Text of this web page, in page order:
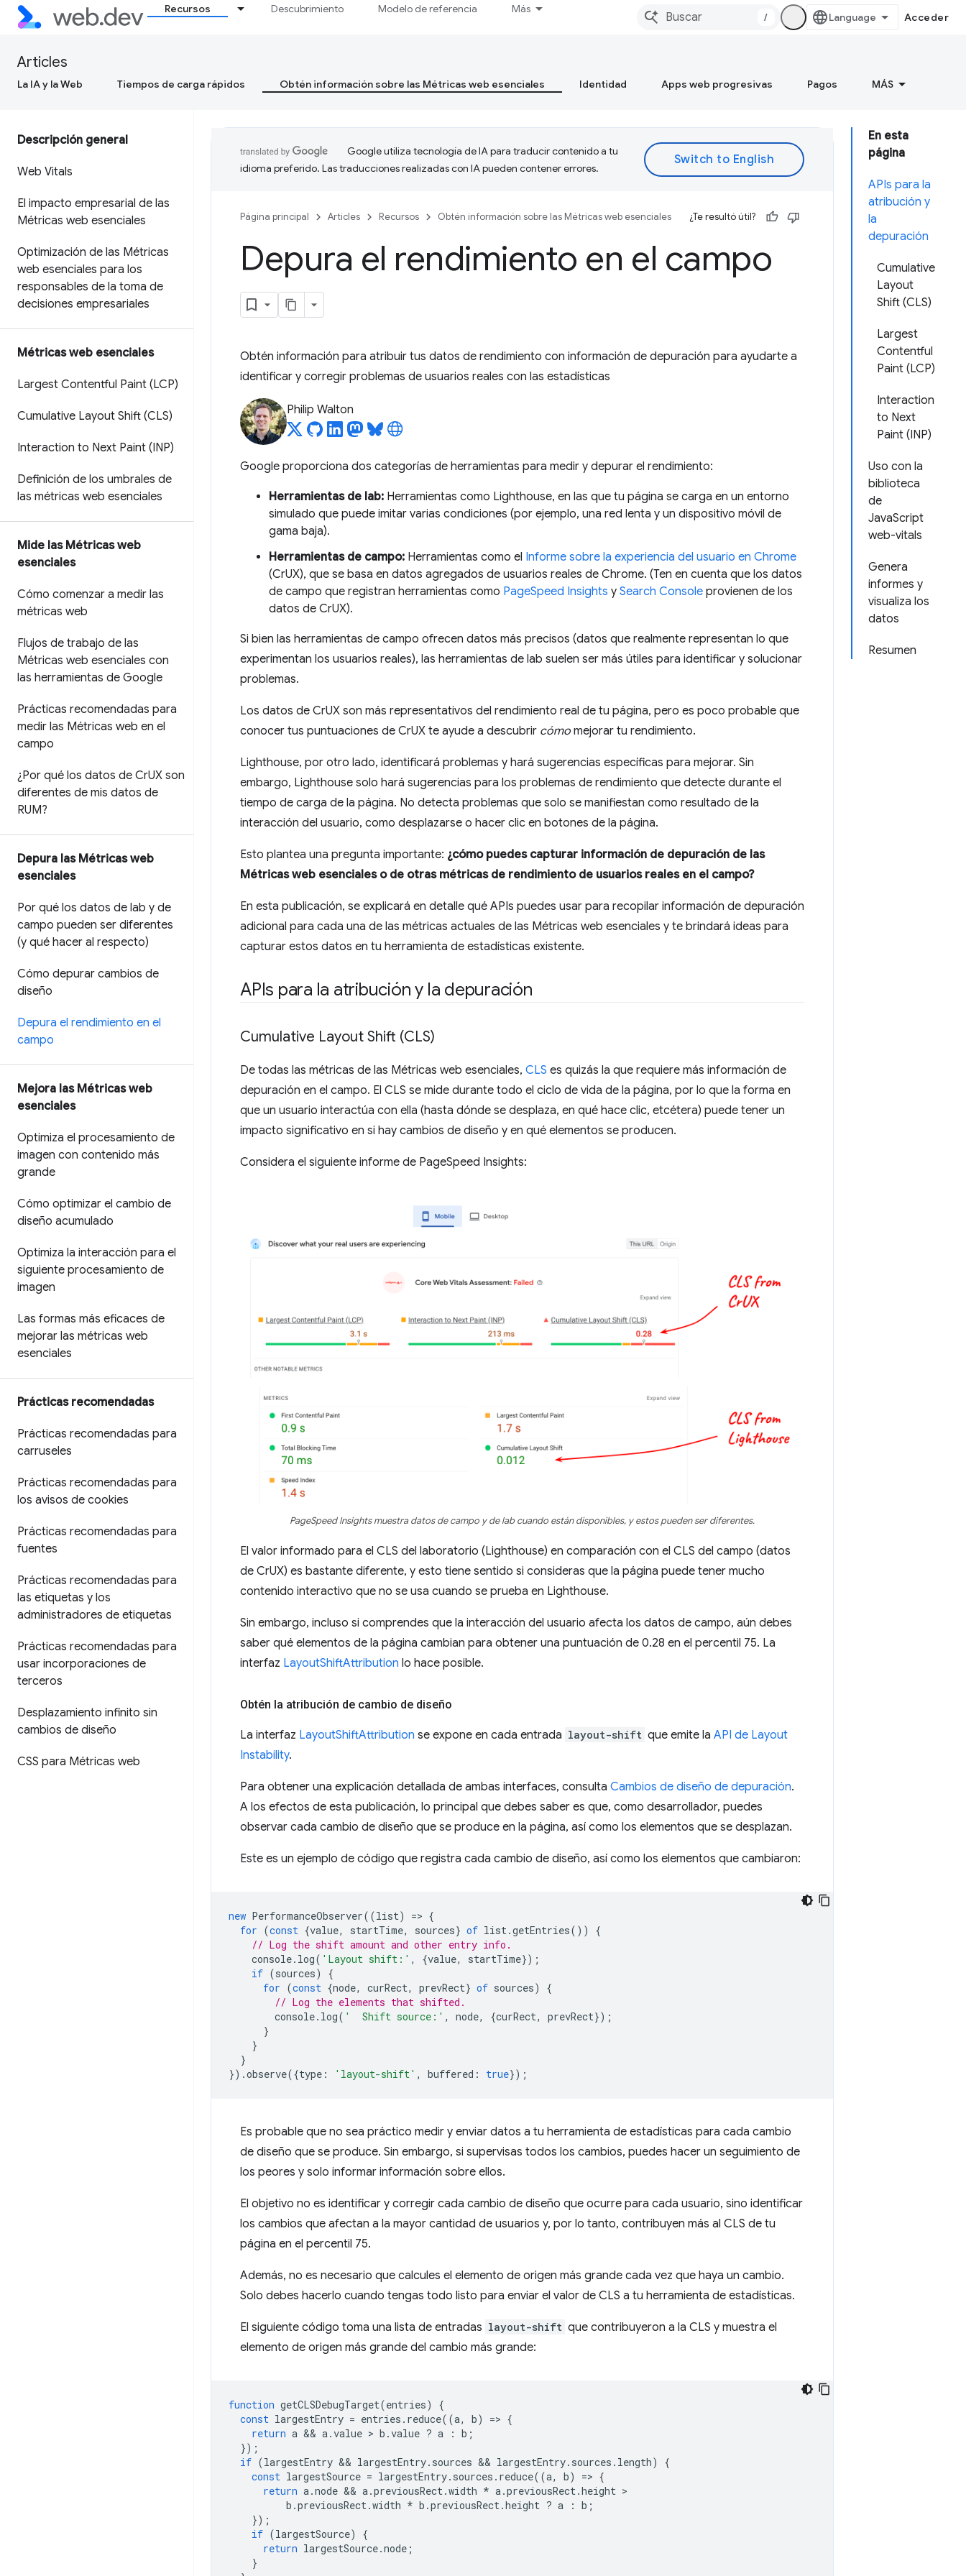
Recursos Descubrimiento Modelo de referencia Más
/ Acceder
Articles
La IA y la Web Tiempos de carga rápidos Obtén información sobre las Métricas web esenciales Identidad Apps web progresivas Pagos MÁS
Descripción general
Web Vitals
El impacto empresarial de las
Métricas web esenciales
Optimización de las Métricas
web esenciales para los
responsables de la toma de
decisiones empresariales
Métricas web esenciales
Largest Contentful Paint (LCP)
Cumulative Layout Shift (CLS)
Interaction to Next Paint (INP)
Definición de los umbrales de
las métricas web esenciales
Mide las Métricas web
esenciales
Cómo comenzar a medir las
métricas web
Flujos de trabajo de las
Métricas web esenciales con
las herramientas de Google
Prácticas recomendadas para
medir las Métricas web en el
campo
¿Por qué los datos de CrUX son
diferentes de mis datos de
RUM?
Depura las Métricas web
esenciales
Por qué los datos de lab y de
campo pueden ser diferentes
(y qué hacer al respecto)
Cómo depurar cambios de
diseño
Depura el rendimiento en el
campo
Mejora las Métricas web
esenciales
Optimiza el procesamiento de
imagen con contenido más
grande
Cómo optimizar el cambio de
diseño acumulado
Optimiza la interacción para el
siguiente procesamiento de
imagen
Las formas más eficaces de
mejorar las métricas web
esenciales
Prácticas recomendadas
Prácticas recomendadas para
carruseles
Prácticas recomendadas para
los avisos de cookies
Prácticas recomendadas para
fuentes
Prácticas recomendadas para
las etiquetas y los
administradores de etiquetas
Prácticas recomendadas para
usar incorporaciones de
terceros
Desplazamiento infinito sin
cambios de diseño
CSS para Métricas web
En esta
página
APIs para la
atribución y
la
depuración
Cumulative
Layout
Shift (CLS)
Largest
Contentful
Paint (LCP)
Interaction
to Next
Paint (INP)
Uso con la
biblioteca
de
JavaScript
web-vitals
Genera
informes y
visualiza los
datos
Resumen
Google utiliza tecnología de IA para traducir contenido a tu
idioma preferido. Las traducciones realizadas con IA pueden contener errores.
Página principal Articles Recursos Obtén información sobre las Métricas web esenciales ¿Te resultó útil?
Depura el rendimiento en el campo
Obtén información para atribuir tus datos de rendimiento con información de depuración para ayudarte a
identificar y corregir problemas de usuarios reales con las estadísticas
Philip Walton
Google proporciona dos categorías de herramientas para medir y depurar el rendimiento:
Herramientas de lab: Herramientas como Lighthouse, en las que tu página se carga en un entorno
simulado que puede imitar varias condiciones (por ejemplo, una red lenta y un dispositivo móvil de
gama baja).
Herramientas de campo: Herramientas como el Informe sobre la experiencia del usuario en Chrome
(CrUX), que se basa en datos agregados de usuarios reales de Chrome. (Ten en cuenta que los datos
de campo que registran herramientas como PageSpeed Insights y Search Console provienen de los
datos de CrUX).
Si bien las herramientas de campo ofrecen datos más precisos (datos que realmente representan lo que
experimentan los usuarios reales), las herramientas de lab suelen ser más útiles para identificar y solucionar
problemas.
Los datos de CrUX son más representativos del rendimiento real de tu página, pero es poco probable que
conocer tus puntuaciones de CrUX te ayude a descubrir cómo mejorar tu rendimiento.
Lighthouse, por otro lado, identificará problemas y hará sugerencias específicas para mejorar. Sin
embargo, Lighthouse solo hará sugerencias para los problemas de rendimiento que detecte durante el
tiempo de carga de la página. No detecta problemas que solo se manifiestan como resultado de la
interacción del usuario, como desplazarse o hacer clic en botones de la página.
Esto plantea una pregunta importante: ¿cómo puedes capturar información de depuración de las
Métricas web esenciales o de otras métricas de rendimiento de usuarios reales en el campo?
En esta publicación, se explicará en detalle qué APIs puedes usar para recopilar información de depuración
adicional para cada una de las métricas actuales de las Métricas web esenciales y te brindará ideas para
capturar estos datos en tu herramienta de estadísticas existente.
APIs para la atribución y la depuración
Cumulative Layout Shift (CLS)
De todas las métricas de las Métricas web esenciales, CLS es quizás la que requiere más información de
depuración en el campo. El CLS se mide durante todo el ciclo de vida de la página, por lo que la forma en
que un usuario interactúa con ella (hasta dónde se desplaza, en qué hace clic, etcétera) puede tener un
impacto significativo en si hay cambios de diseño y en qué elementos se producen.
Considera el siguiente informe de PageSpeed Insights:
PageSpeed Insights muestra datos de campo y de lab cuando están disponibles, y estos pueden ser diferentes.
El valor informado para el CLS del laboratorio (Lighthouse) en comparación con el CLS del campo (datos
de CrUX) es bastante diferente, y esto tiene sentido si consideras que la página puede tener mucho
contenido interactivo que no se usa cuando se prueba en Lighthouse.
Sin embargo, incluso si comprendes que la interacción del usuario afecta los datos de campo, aún debes
saber qué elementos de la página cambian para obtener una puntuación de 0.28 en el percentil 75. La
interfaz LayoutShiftAttribution lo hace posible.
Obtén la atribución de cambio de diseño
La interfaz LayoutShiftAttribution se expone en cada entrada layout-shift que emite la API de Layout
Instability.
Para obtener una explicación detallada de ambas interfaces, consulta Cambios de diseño de depuración.
A los efectos de esta publicación, lo principal que debes saber es que, como desarrollador, puedes
observar cada cambio de diseño que se produce en la página, así como los elementos que se desplazan.
Este es un ejemplo de código que registra cada cambio de diseño, así como los elementos que cambiaron:
new PerformanceObserver((list) => {
for (const {value, startTime, sources} of list .getEntries())
{
// Log the shift amount and other entry info.
console. log( 'Layout shift:' , {value, startTime});
if (sources)
{
for (const {node, curRect, prevRect} of sources)
{
// Log the elements that shifted.
console. log( '  Shift source:' , node, {curRect, prevRect});
}
}
}
}).observe({type : 'layout-shift' , buffered : true});
Es probable que no sea práctico medir y enviar datos a tu herramienta de estadísticas para cada cambio
de diseño que se produce. Sin embargo, si supervisas todos los cambios, puedes hacer un seguimiento de
los peores y solo informar información sobre ellos.
El objetivo no es identificar y corregir cada cambio de diseño que ocurre para cada usuario, sino identificar
los cambios que afectan a la mayor cantidad de usuarios y, por lo tanto, contribuyen más al CLS de tu
página en el percentil 75.
Además, no es necesario que calcules el elemento de origen más grande cada vez que haya un cambio.
Solo debes hacerlo cuando tengas todo listo para enviar el valor de CLS a tu herramienta de estadísticas.
El siguiente código toma una lista de entradas layout-shift que contribuyeron a la CLS y muestra el
elemento de origen más grande del cambio más grande:
function getCLSDebugTarget(entries)
{
const largestEntry = entries . reduce((a, b) => {
return a && a .value > b .value ? a : b ;
});
if (largestEntry && largestEntry. sources && largestEntry. sources . length)
{
const largestSource = largestEntry. sources . reduce((a, b) => {
return a .node && a .previousRect .width * a .previousRect .height
b .previousRect .width * b .previousRect .height ? a : b ;
});
if (largestSource)
{
return largestSource.node ;
}